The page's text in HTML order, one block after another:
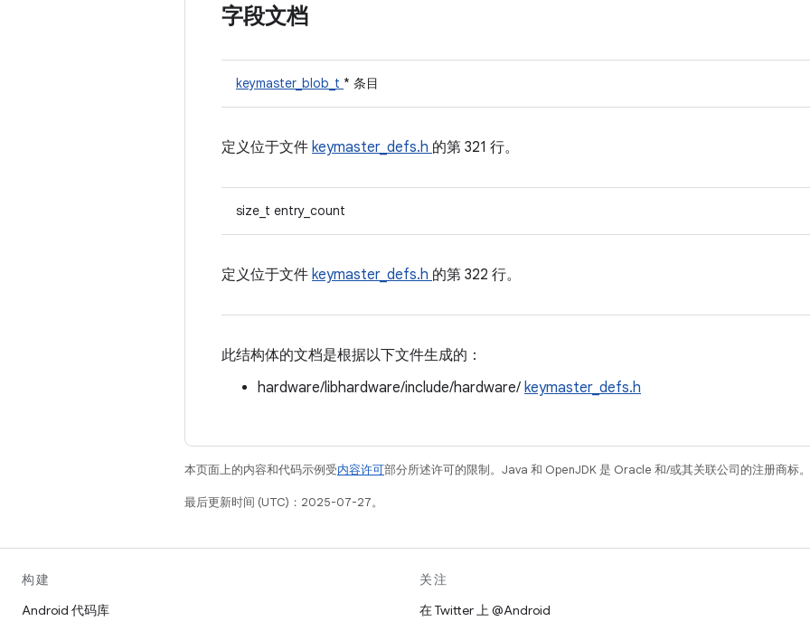
字段文档
keymaster_blob_t * 条目
定义位于文件 keymaster_defs.h 的第 321 行。
size_t entry_count
定义位于文件 keymaster_defs.h 的第 322 行。
此结构体的文档是根据以下文件生成的：
hardware/libhardware/include/hardware/ keymaster_defs.h
本页面上的内容和代码示例受内容许可部分所述许可的限制。Java 和 OpenJDK 是 Oracle 和/或其关联公司的注册商标。
最后更新时间 (UTC)：2025-07-27。
构建
Android 代码库
关注
在 Twitter 上 @Android